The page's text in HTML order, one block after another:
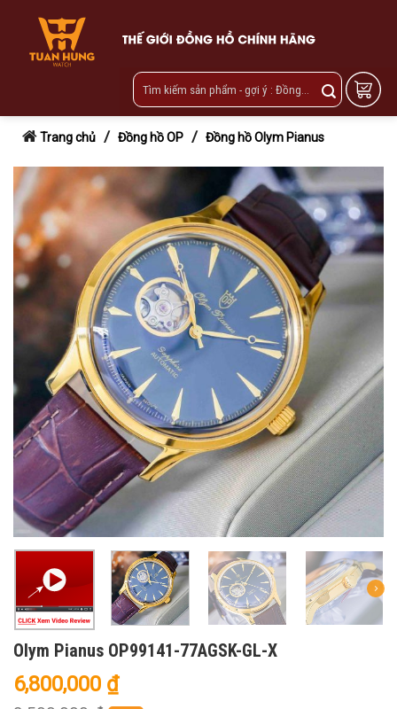
content
Trang chủ / Đồng hồ OP / Đồng hồ Olym Pianus
Olym Pianus OP99141-77AGSK-GL-X
6,800,000 ₫